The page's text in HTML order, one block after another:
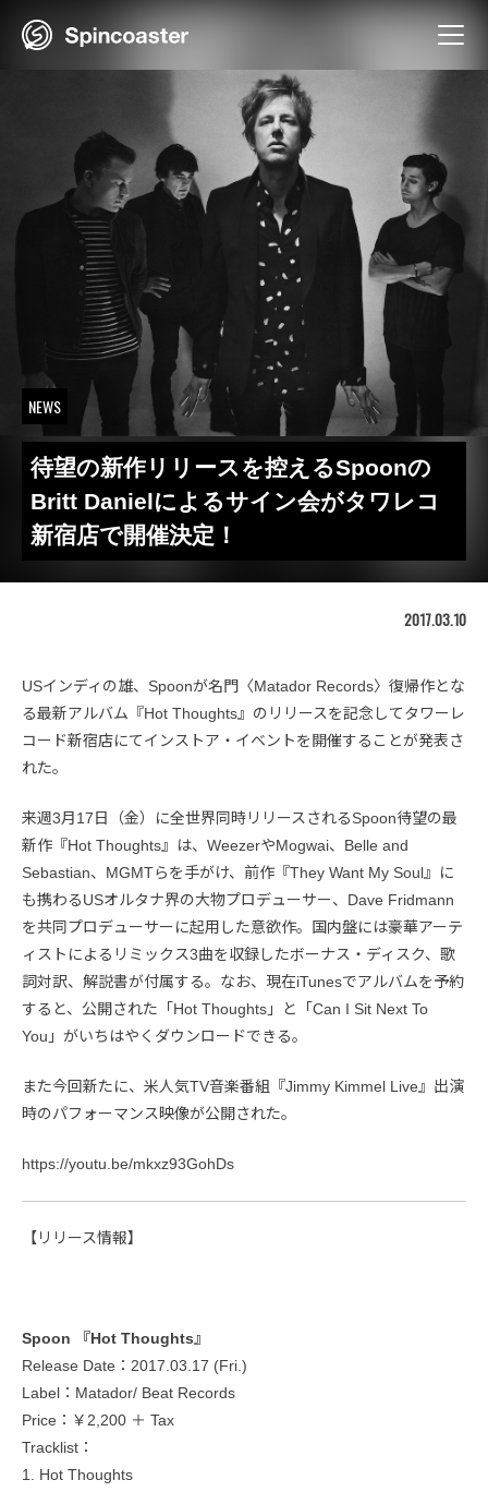
NEWS
待望の新作リリースを控えるSpoonの
Britt Danielによるサイン会がタワレコ
新宿店で開催決定！
2017.03.10
USインディの雄、Spoonが名門〈Matador Records〉復帰作とな
る最新アルバム『Hot Thoughts』のリリースを記念してタワーレ
コード新宿店にてインストア・イベントを開催することが発表さ
れた。
来週3月17日（金）に全世界同時リリースされるSpoon待望の最
新作『Hot Thoughts』は、WeezerやMogwai、Belle and
Sebastian、MGMTらを手がけ、前作『They Want My Soul』に
も携わるUSオルタナ界の大物プロデューサー、Dave Fridmann
を共同プロデューサーに起用した意欲作。国内盤には豪華アーテ
ィストによるリミックス3曲を収録したボーナス・ディスク、歌
詞対訳、解説書が付属する。なお、現在iTunesでアルバムを予約
すると、公開された「Hot Thoughts」と「Can I Sit Next To
You」がいちはやくダウンロードできる。
また今回新たに、米人気TV音楽番組『Jimmy Kimmel Live』出演
時のパフォーマンス映像が公開された。
https://youtu.be/mkxz93GohDs
【リリース情報】
Spoon 『Hot Thoughts』
Release Date：2017.03.17 (Fri.)
Label：Matador/ Beat Records
Price：￥2,200 ＋ Tax
Tracklist：
1. Hot Thoughts